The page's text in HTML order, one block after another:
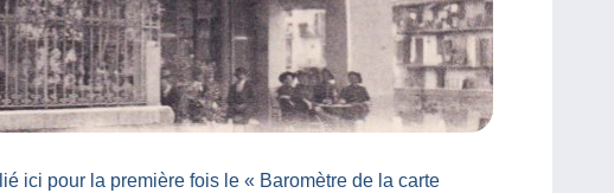
ici pour la première fois le « Baromètre de la carte